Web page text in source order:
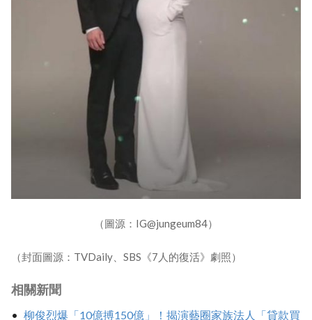
（圖源：IG@jungeum84）
（封面圖源：TVDaily、SBS《7人的復活》劇照）
相關新聞
柳俊烈爆「10億搏150億」！揭演藝圈家族法人「貸款買